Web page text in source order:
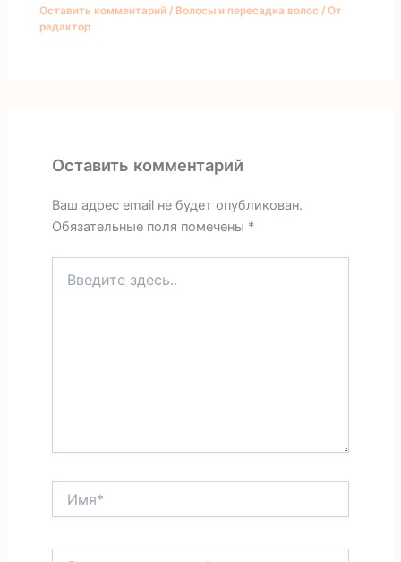
Оставить комментарий / Волосы и пересадка волос / От
редактор
Оставить комментарий
Ваш адрес email не будет опубликован.
Обязательные поля помечены *
здесь..